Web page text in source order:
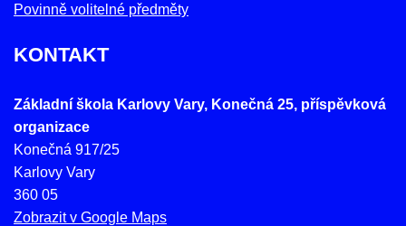
Povinně volitelné předměty
KONTAKT
Základní škola Karlovy Vary, Konečná 25, příspěvková
organizace
Konečná 917/25
Karlovy Vary
360 05
Zobrazit v Google Maps